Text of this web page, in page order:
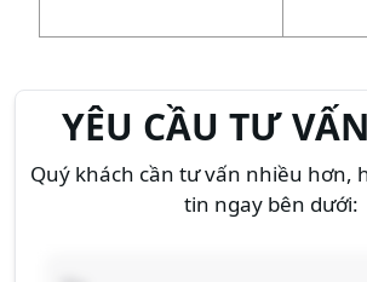
YÊU CẦU TƯ
Quý khách cần tư vấn nhiều hơn,
tin ngay bên dưới: